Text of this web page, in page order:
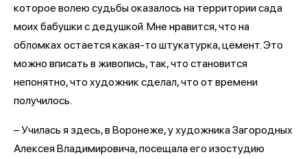
которое волею судьбы оказалось на территории сада
моих бабушки с дедушкой. Мне нравится, что на
обломках остается какая-то штукатурка, цемент. Это
можно вписать в живопись, так, что становится
непонятно, что художник сделал, что от времени
получилось.
– Училась я здесь, в Воронеже, у художника Загородных
Алексея Владимировича, посещала его изостудию